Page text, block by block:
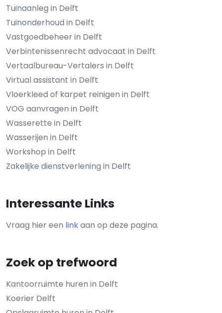
Tuinaanleg in Delft
Tuinonderhoud in Delft
Vastgoedbeheer in Delft
Verbintenissenrecht advocaat in Delft
Vertaalbureau-Vertalers in Delft
Virtual assistant in Delft
Vloerkleed of karpet reinigen in Delft
VOG aanvragen in Delft
Wasserette in Delft
Wasserijen in Delft
Workshop in Delft
Zakelijke dienstverlening in Delft
Interessante Links
Vraag hier een linkaan op deze pagina.
Zoek op trefwoord
Kantoorruimte huren in Delft
Koerier Delft